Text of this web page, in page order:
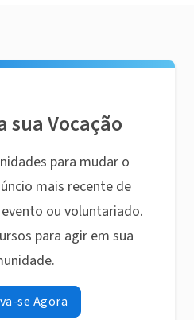
sua Vocação
para mudar o
mais recente de
ou voluntariado.
para agir em sua
se Agora